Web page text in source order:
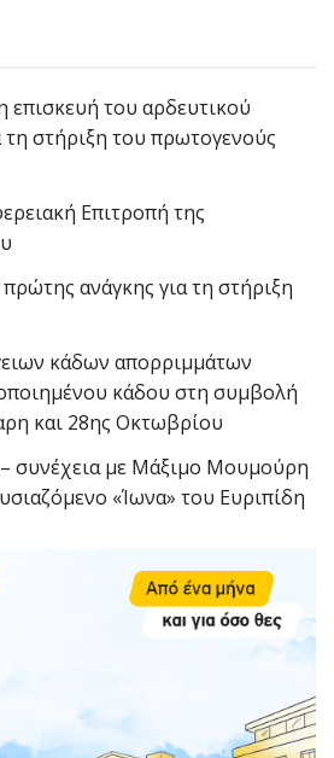
επισκευή του αρδευτικού
στήριξη του πρωτογενούς
Επιτροπή της
ανάγκης για τη στήριξη
κάδων απορριμμάτων
κάδου στη συμβολή
και 28ης Οκτωβρίου
συνέχεια με Μάξιμο Μουμούρη
«Ίωνα» του Ευριπίδη